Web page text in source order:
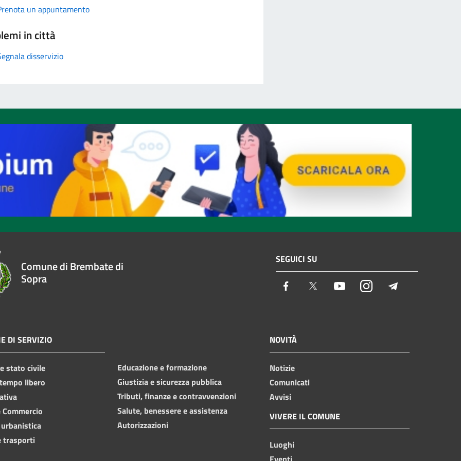
un appuntamento
in città
disservizio
Comune di Brembate di
Sopra
SEGUICI SU
Facebook Twitter YoutubeInstagram
DI SERVIZIO
stato civile
libero
trasporti
Educazione e formazione
Giustizia e sicurezza pubblica
Tributi, finanze e contravvenzioni
Salute, benessere e assistenza
Autorizzazioni
NOVITÀ
Notizie
Comunicati
Avvisi
VIVERE IL COMUNE
Luoghi